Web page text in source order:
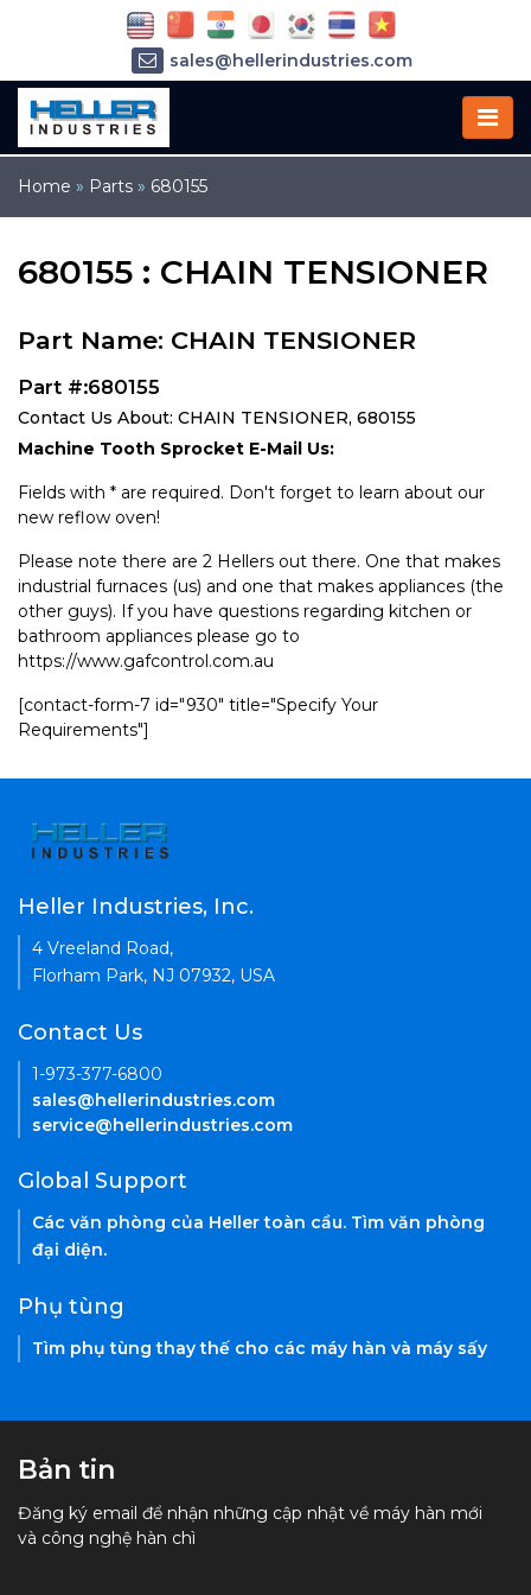
Home » Parts » 680155
680155 : CHAIN TENSIONER
Part Name: CHAIN TENSIONER
Part #:680155
Contact Us About: CHAIN TENSIONER, 680155
Machine Tooth Sprocket E-Mail Us:
Fields with * are required. Don't forget to learn about our
new reflow oven!
Please note there are 2 Hellers out there. One that makes
industrial furnaces (us) and one that makes appliances (the
other guys). If you have questions regarding kitchen or
bathroom appliances please go to
https://www.gafcontrol.com.au
[contact-form-7 id="930" title="Specify Your
Requirements"]
sales@hellerindustries.com
service@hellerindustries.com
Heller Industries, Inc.
4 Vreeland Road,
Florham Park, NJ 07932, USA
Contact Us
1-973-377-6800
sales@hellerindustries.com
service@hellerindustries.com
Global Support
Các văn phòng của Heller toàn cầu. Tìm văn phòng
đại diện.
Phụ tùng
Tìm phụ tùng thay thế cho các máy hàn và máy sấy
Bản tin
Đăng ký email để nhận những cập nhật về máy hàn mới
và công nghệ hàn chì